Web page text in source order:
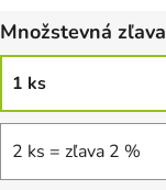
Množstevná zľava
1 ks
2 ks = zľava 2 %